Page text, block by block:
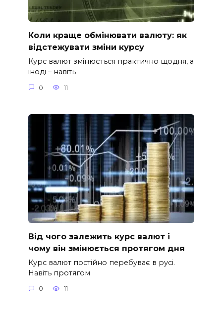
Коли краще обмінювати валюту: як
відстежувати зміни курсу
Курс валют змінюється практично щодня, а
іноді – навіть
0 11
Від чого залежить курс валют і
чому він змінюється протягом дня
Курс валют постійно перебуває в русі.
Навіть протягом
0 11